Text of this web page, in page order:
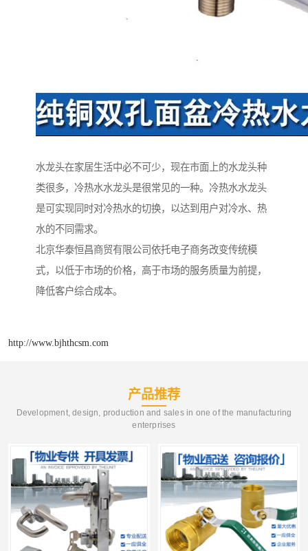
水龙头在家居生活中必不可少，现在市面上的水龙头种
类很多，冷热水水龙头是很常见的一种。冷热水水龙头
是可实现同时对冷热水的切换，以达到用户对冷水、热
水的不同需求。
北京华泰恒昌商贸有限公司依托电子商务改变传统模
式，以低于市场的价格，高于市场的服务质量为前提，
降低客户综合成本。
http://www.bjhthcsm.com
产品推荐
Development, design, production and sales in one of the manufacturing
enterprises